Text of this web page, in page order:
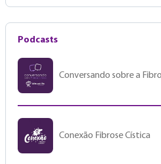
Podcasts
Conversando sobre a
Conexão Fibrose Cística